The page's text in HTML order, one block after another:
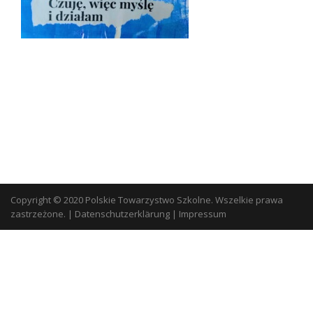
Copyright © 2020 Polskie Towarzystwo Szkolne. Wszelkie prawa
zastrzeżone. | Datenschutzerklärung | Impressum